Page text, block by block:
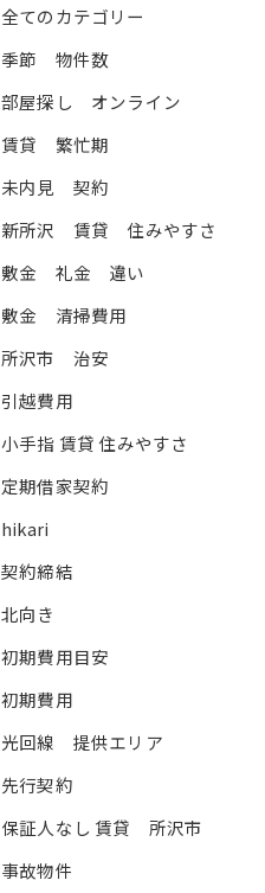
全てのカテゴリー
季節 物件数
部屋探し オンライン
賃貸 繁忙期
未内見 契約
新所沢 賃貸 住みやすさ
敷金 礼金 違い
敷金 清掃費用
所沢市 治安
引越費用
小手指 賃貸 住みやすさ
定期借家契約
hikari
契約締結
北向き
初期費用目安
初期費用
光回線 提供エリア
先行契約
保証人なし 賃貸 所沢市
事故物件